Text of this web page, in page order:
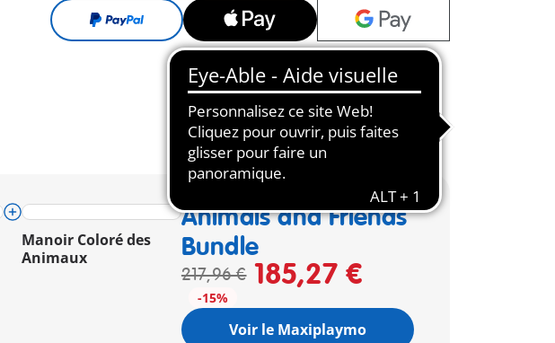
Manoir Coloré des
Animaux
Animals and Friends
Bundle
217,96 € 185,27 €
-15%
Voir le Maxiplaymo